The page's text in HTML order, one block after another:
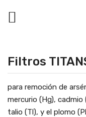

Filtros
para remoción de
mercurio (Hg), cadmio
talio (Tl), y el plomo